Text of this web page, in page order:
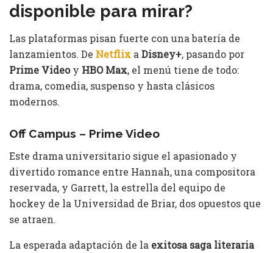
disponible para mirar?
Las plataformas pisan fuerte con una batería de
lanzamientos. De Netflix a Disney+, pasando por
Prime Videoy HBO Max, el menú tiene de todo:
drama, comedia, suspenso y hasta clásicos
modernos.
Off Campus – Prime Video
Este drama universitario sigue el apasionado y
divertido romance entre Hannah, una compositora
reservada, y Garrett, la estrella del equipo de
hockey de la Universidad de Briar, dos opuestos que
se atraen.
La esperada adaptación de la exitosa saga literaria